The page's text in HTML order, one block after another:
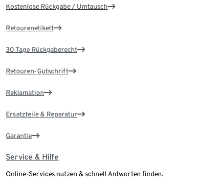
Kostenlose Rückgabe / Umtausch
Retourenetikett
30 Tage Rückgaberecht
Retouren-Gutschrift
Reklamation
Ersatzteile & Reparatur
Garantie
Service & Hilfe
Online-Services nutzen & schnell Antworten finden.